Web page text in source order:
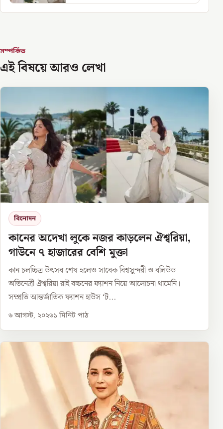
সম্পর্কিত
এই বিষয়ে আরও লেখা
বিনোদন
কানের অদেখা লুকে নজর কাড়লেন ঐশ্বরিয়া,
গাউনে ৭ হাজারের বেশি মুক্তা
কান চলচ্চিত্র উৎসব শেষ হলেও সাবেক বিশ্বসুন্দরী ও বলিউড
অভিনেত্রী ঐশ্বরিয়া রাই বচ্চনের ফ্যাশন নিয়ে আলোচনা থামেনি।
সম্প্রতি আন্তর্জাতিক ফ্যাশন হাউস ‘ট...
৬ আগস্ট, ২০২৬১ মিনিট পাঠ